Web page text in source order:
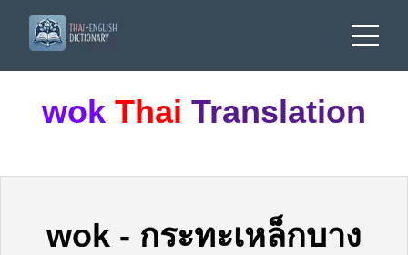
wok Thai Translation
wok - กระทะเหล็กบาง